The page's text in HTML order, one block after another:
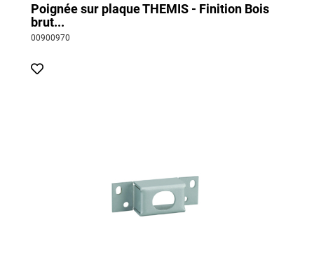
Poignée sur plaque THEMIS - Finition Bois
brut...
00900970